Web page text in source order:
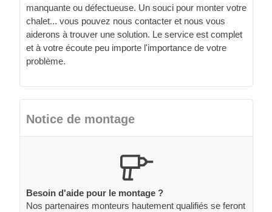
manquante ou défectueuse. Un souci pour monter votre
chalet... vous pouvez nous contacter et nous vous
aiderons à trouver une solution. Le service est complet
et à votre écoute peu importe l'importance de votre
problème.
Notice de montage
Besoin d'aide pour le montage ?
Nos partenaires monteurs hautement qualifiés se feront